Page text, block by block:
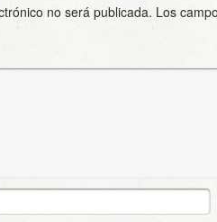
no será publicada. Los